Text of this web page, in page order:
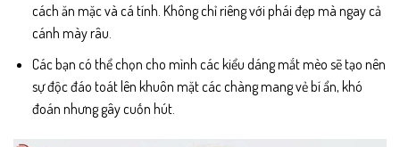
cách ăn mặc và cá tính. Không chỉ riêng với phái đẹp mà ngay cả
cánh mày râu.
Các bạn có thể chọn cho mình các kiểu dáng mắt mèo sẽ tạo nên
sự độc đáo toát lên khuôn mặt các chàng mang vẻ bí ẩn, khó
đoán nhưng gây cuốn hút.